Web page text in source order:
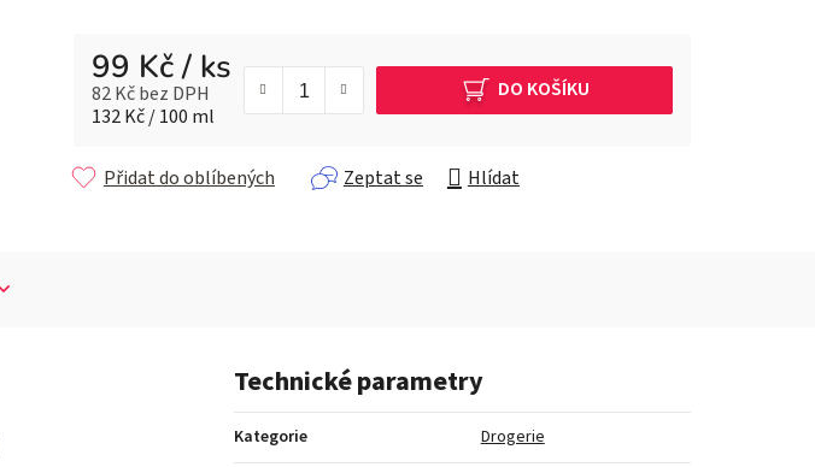
99 Kč/ ks
82 Kč bez DPH
Měrná cena:
132 Kč / 100 ml
DO KOŠÍKU
Zeptat se Hlídat
Přidat do oblíbených
Technické parametry
Kategorie Drogerie